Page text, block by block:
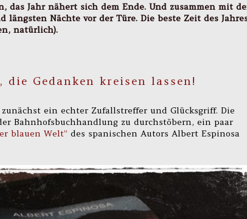
das Jahr nähert sich dem Ende. Und zusammen mit
längsten Nächte vor der Türe. Die beste Zeit des
natürlich).
Gedanken kreisen lassen!
ein echter Zufallstreffer und Glücksgriff. Die
Bahnhofsbuchhandlung zu durchstöbern, ein paar
blauen Welt” des spanischen Autors Albert Espinosa